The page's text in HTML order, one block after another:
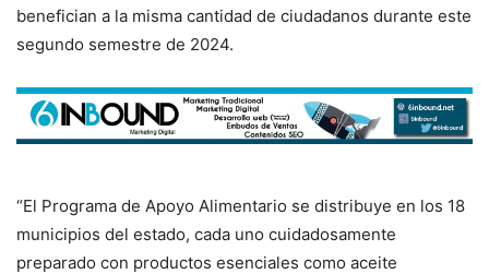
benefician a la misma cantidad de ciudadanos durante este
segundo semestre de 2024.
“El Programa de Apoyo Alimentario se distribuye en los 18
municipios del estado, cada uno cuidadosamente
preparado con productos esenciales como aceite